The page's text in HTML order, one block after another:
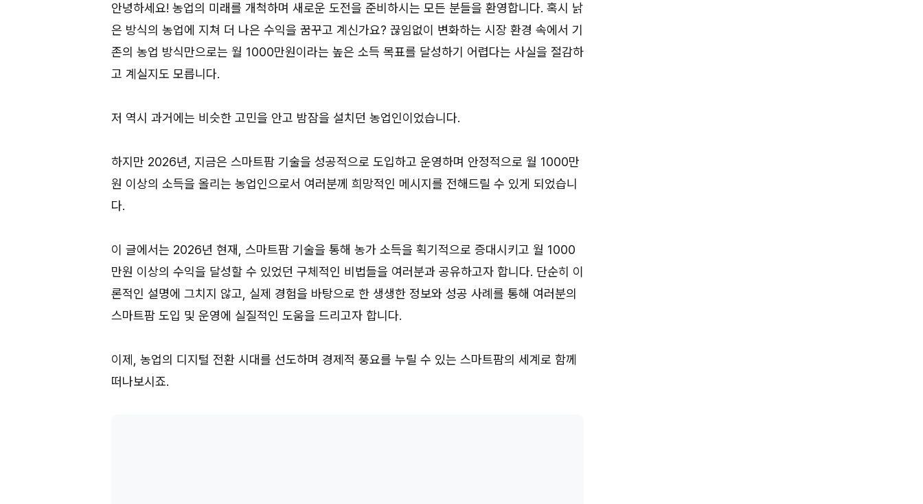
안녕하세요! 농업의 미래를 개척하며 새로운 도전을 준비하시는 모든 분들을 환영합니다. 혹시 낡
은 방식의 농업에 지쳐 더 나은 수익을 꿈꾸고 계신가요? 끊임없이 변화하는 시장 환경 속에서 기
존의 농업 방식만으로는 월 1000만원이라는 높은 소득 목표를 달성하기 어렵다는 사실을 절감하
고 계실지도 모릅니다.
저 역시 과거에는 비슷한 고민을 안고 밤잠을 설치던 농업인이었습니다.
하지만 2026년, 지금은 스마트팜 기술을 성공적으로 도입하고 운영하며 안정적으로 월 1000만
원 이상의 소득을 올리는 농업인으로서 여러분께 희망적인 메시지를 전해드릴 수 있게 되었습니
다.
이 글에서는 2026년 현재, 스마트팜 기술을 통해 농가 소득을 획기적으로 증대시키고 월 1000
만원 이상의 수익을 달성할 수 있었던 구체적인 비법들을 여러분과 공유하고자 합니다. 단순히 이
론적인 설명에 그치지 않고, 실제 경험을 바탕으로 한 생생한 정보와 성공 사례를 통해 여러분의
스마트팜 도입 및 운영에 실질적인 도움을 드리고자 합니다.
이제, 농업의 디지털 전환 시대를 선도하며 경제적 풍요를 누릴 수 있는 스마트팜의 세계로 함께
떠나보시죠.